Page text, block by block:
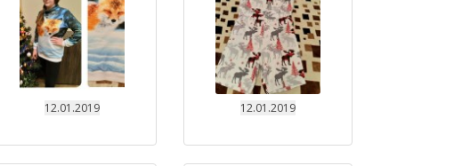
12.01.2019 12.01.2019